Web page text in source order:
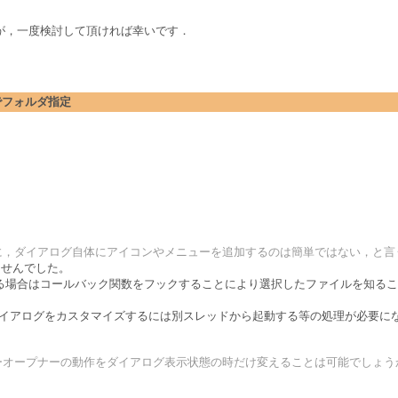
一度検討して頂ければ幸いです．
ォルダ指定
ダイアログ自体にアイコンやメニューを追加するのは簡単ではない，と
んでした。
はコールバック関数をフックすることにより選択したファイルを知る
ログをカスタマイズするには別スレッドから起動する等の処理が必要に
ープナーの動作をダイアログ表示状態の時だけ変えることは可能でしょう